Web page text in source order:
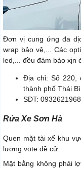
Đơn vị cung ứng đa
wrap bảo vệ,... Các
led,... đều đảm bảo xịn
Địa chỉ: Số 220,
thành phố Thái
SĐT: 0932621968
Rửa Xe Sơn Hà
Quen mặt tài xế khu
lượng vote đề cử.
Mặt bằng không phải